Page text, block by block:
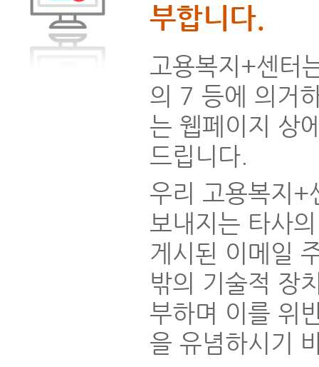
부합니다.
고용복지+센터
의 7 등에 의거
는 웹페이지 상
드립니다.
우리 고용복지+
보내지는 타사
게시된 이메일
밖의 기술적 장
부하며 이를 위
을 유념하시기